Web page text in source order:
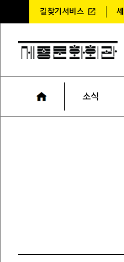
길찾기서비스
소식